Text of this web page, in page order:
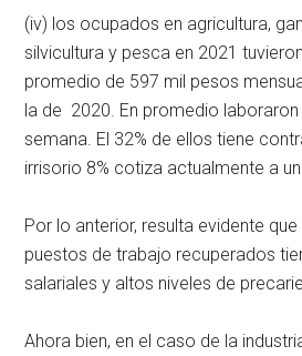
(iv) los ocupados en agricultura,
silvicultura y pesca en 2021
promedio de 597 mil pesos
la de 2020. En promedio
semana. El 32% de ellos tiene
irrisorio 8% cotiza actualmente a
Por lo anterior, resulta evidente
puestos de trabajo recuperados
salariales y altos niveles de
Ahora bien, en el caso de la